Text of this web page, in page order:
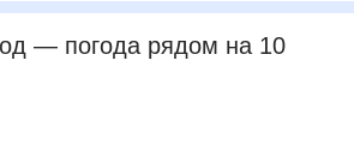
— погода рядом на 10